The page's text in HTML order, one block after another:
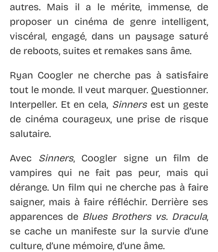
autres. Mais il a le mérite, immense, de
proposer un cinéma de genre intelligent,
viscéral, engagé, dans un paysage saturé
de reboots, suites et remakes sans âme.
Ryan Coogler ne cherche pas à satisfaire
tout le monde. Il veut marquer. Questionner.
Interpeller. Et en cela, Sinnersest un geste
de cinéma courageux, une prise de risque
salutaire.
Avec Sinners, Coogler signe un film de
vampires qui ne fait pas peur, mais qui
dérange. Un film qui ne cherche pas à faire
saigner, mais à faire réfléchir. Derrière ses
apparences de Blues Brothers vs. Dracula,
se cache un manifeste sur la survie d’une
culture, d’une mémoire, d’une âme.